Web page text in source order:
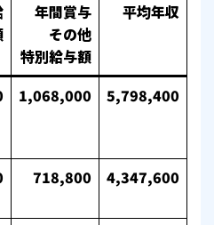
年間賞与
その他
特別給与額
平均年収
1,068,000 5,798,400
718,800 4,347,600